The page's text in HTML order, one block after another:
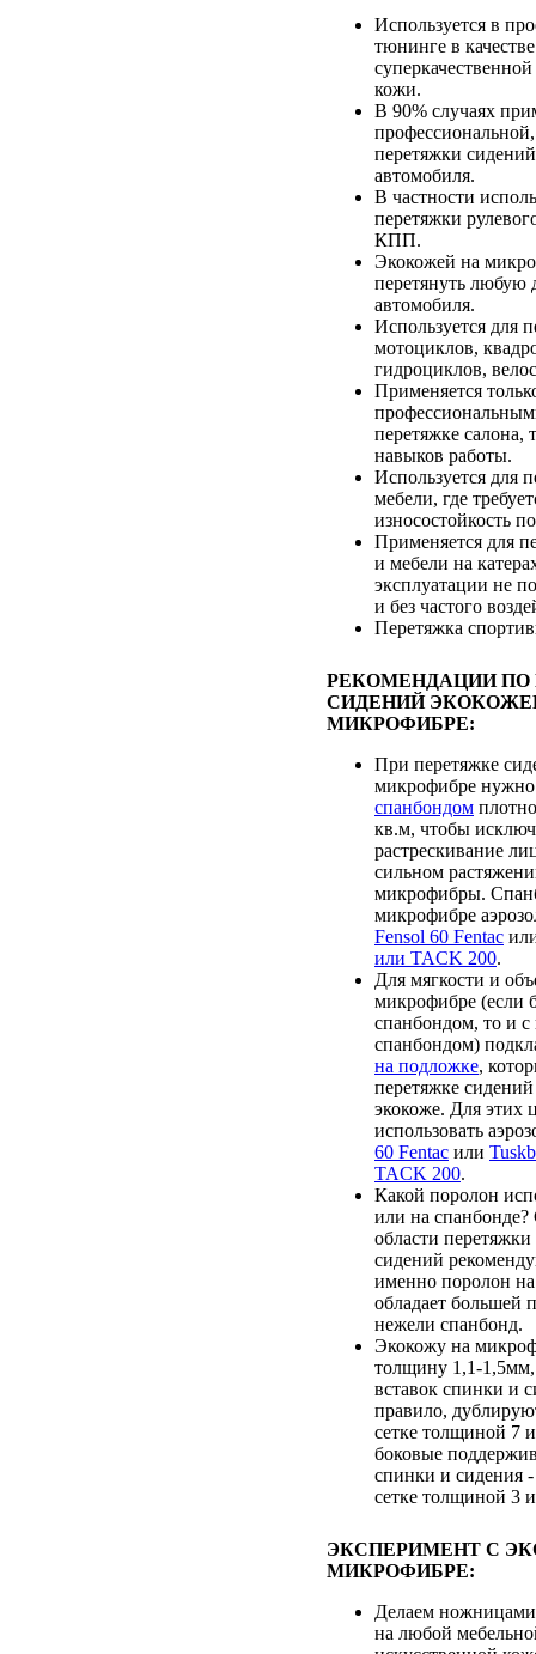
Используется в
тюнинге в
кожи.
В 90% случаях
перетяжки
автомобиля.
В частности
перетяжки
КПП.
Экокожей на
перетянуть любую
автомобиля.
Используется для
мотоциклов,
гидроциклов,
Применяется
перетяжке салона,
навыков работы.
Используется для
мебели, где
износостойкость
Применяется для
и мебели на
эксплуатации не
и без частого
Перетяжка
РЕКОМЕНДАЦИИ ПО
СИДЕНИЙ
МИКРОФИБРЕ:
При перетяжке
микрофибре нужно
спанбондом
кв.м, чтобы
растрескивание
сильном
микрофибры.
микрофибре
Fensol 60 Fentac
или TACK 200.
Для мягкости и
микрофибре (если
спанбондом, то и
спанбондом)
на подложке,
перетяжке
экокоже. Для этих
использовать
60 Fentac или
TACK 200.
Какой поролон
или на
области
сидений
именно поролон на
обладает большей
нежели спанбонд.
Экокожу на
толщину 1,1-1,5мм,
вставок спинки и
правило,
сетке толщиной 7
боковые
спинки и сидения
сетке толщиной 3
ЭКСПЕРИМЕНТ С
МИКРОФИБРЕ:
Делаем
на любой